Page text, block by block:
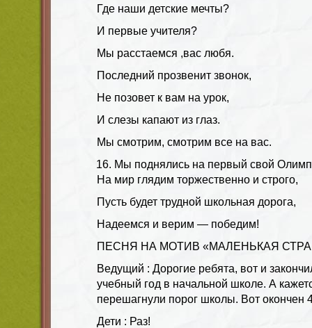
Где наши детские мечты?
И первые учителя?
Мы расстаемся ,вас любя.
Последний прозвенит звонок,
Не позовет к вам на урок,
И слезы капают из глаз.
Мы смотрим, смотрим все на вас.
Мы поднялись на первый свой
На мир глядим торжественно и строго,
Пусть будет трудной школьная дорога,
Надеемся и верим — победим!
ПЕСНЯ НА МОТИВ «МАЛЕНЬКАЯ
Ведущий : Дорогие ребята, вот и
учебный год в начальной школе. А
перешагнули порог школы. Вот окончен
Дети : Раз!